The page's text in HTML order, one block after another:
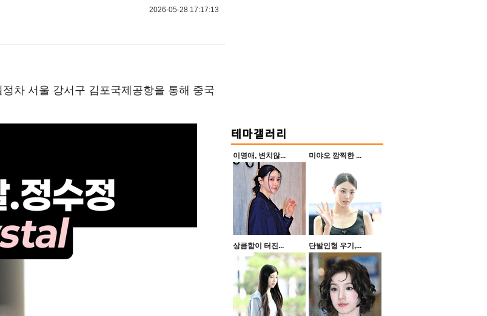
2026-05-28 17:17:13
차 서울 강서구 김포국제공항을 통해 중국
이영애, 변치않... 미야오 깜찍한 ...
상큼함이 터진... 단발인형 우기,...